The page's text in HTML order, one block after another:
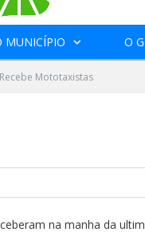
MUNICÍPIO O
Mototaxistas
na manha da